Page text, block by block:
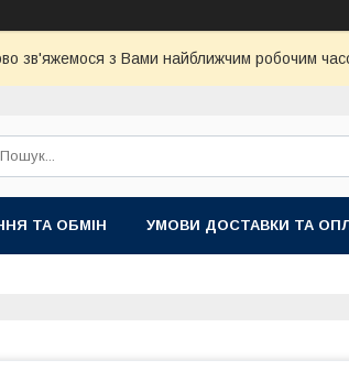
зв'яжемося з Вами найближчим робочим
ТА ОБМІН УМОВИ ДОСТАВКИ ТА